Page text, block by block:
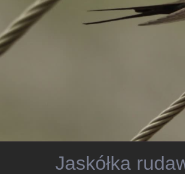
Jaskółka